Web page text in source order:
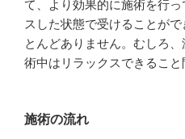
て、より効果的に施術を行
スした状態で受けることが
とんどありません。むしろ
術中はリラックスできること
施術の流れ